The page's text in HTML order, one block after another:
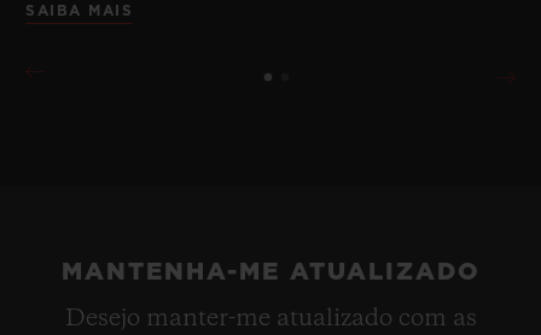
SAIBA MAIS
MANTENHA-ME ATUALIZADO
Desejo manter-me atualizado com as